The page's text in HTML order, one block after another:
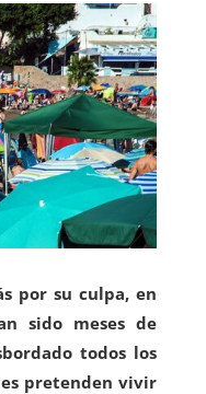
por su culpa, en
sido meses de
todos los
pretenden vivir